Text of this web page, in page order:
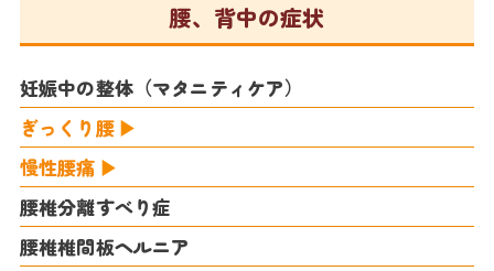
腰、背中の症状
妊娠中の整体（マタニティケア）
ぎっくり腰
慢性腰痛
腰椎分離すべり症
腰椎椎間板ヘルニア